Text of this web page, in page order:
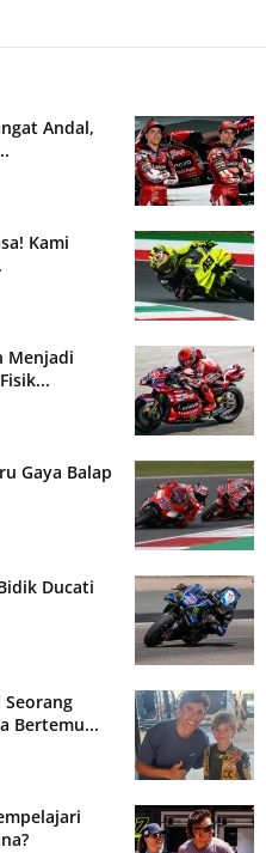
Andal,
Kami
Menjadi
Gaya Balap
Ducati
Bertemu...